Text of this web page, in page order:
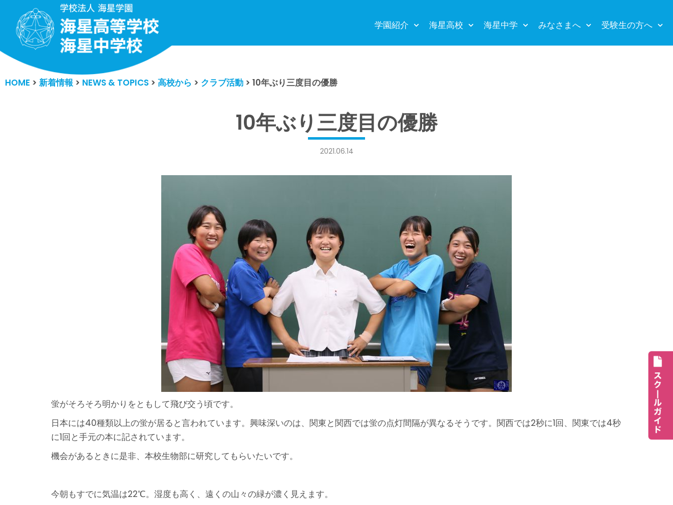
コ
テ
ツ
学園紹介 海星高校 海星中学 みなさまへ 受験生の方へ
HOME > 新着情報> NEWS & TOPICS > 高校から > クラブ活動 > 10年ぶり三度目の優勝
10年ぶり三度目の優勝
2021.06.14
蛍がそろそろ明かりをともして飛び交う頃です。
日本には40種類以上の蛍が居ると言われています。興味深いのは、関東と関西では蛍の点灯間隔が異なるそうです。関西では2秒に1回、関東では4秒
に1回と手元の本に記されています。
機会があるときに是非、本校生物部に研究してもらいたいです。
今朝もすでに気温は22℃。湿度も高く、遠くの山々の緑が濃く見えます。